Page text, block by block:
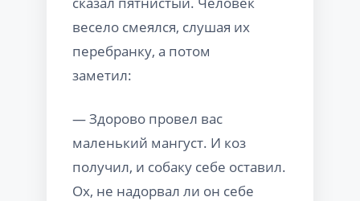
весело смеялся, слушая их
перебранку, а потом
заметил:
— Здорово провел вас
маленький мангуст. И коз
получил, и собаку себе оставил.
Ох, не надорвал ли он себе